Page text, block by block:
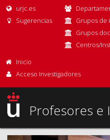
urjc.es
Sugerencias
Grupos de
Grupos
Centros/
Inicio
Acceso Investigadores
Profesores e